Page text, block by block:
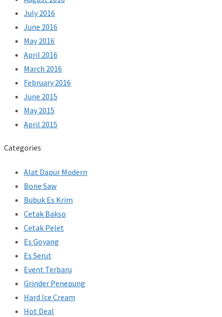
July 2016
June 2016
May 2016
April 2016
March 2016
February 2016
June 2015
May 2015
April 2015
Categories
Alat Dapur Modern
Bone Saw
Bubuk Es Krim
Cetak Bakso
Cetak Pelet
Es Goyang
Es Serut
Event Terbaru
Grinder Penepung
Hard Ice Cream
Hot Deal